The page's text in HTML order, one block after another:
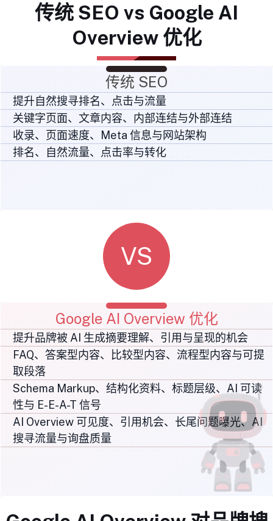
传统 SEO vs Google AI
Overview 优化
传统 SEO
提升自然搜寻排名、点击与流量
关键字页面、文章内容、内部连结与外部连结
收录、页面速度、Meta 信息与网站架构
排名、自然流量、点击率与转化
VS
Google AI Overview 优化
提升品牌被 AI 生成摘要理解、引用与呈现的机会
FAQ、答案型内容、比较型内容、流程型内容与可提
取段落
Schema Markup、结构化资料、标题层级、AI 可读
性与 E-E-A-T 信号
AI Overview 可见度、引用机会、长尾问题曝光、AI
搜寻流量与询盘质量